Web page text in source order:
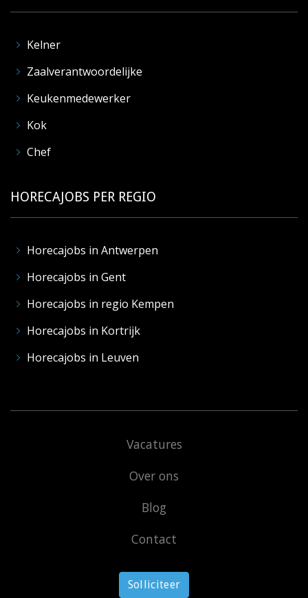
Kelner
Zaalverantwoordelijke
Keukenmedewerker
Kok
Chef
HORECAJOBS PER REGIO
Horecajobs in Antwerpen
Horecajobs in Gent
Horecajobs in regio Kempen
Horecajobs in Kortrijk
Horecajobs in Leuven
Vacatures
Over ons
Blog
Contact
Solliciteer